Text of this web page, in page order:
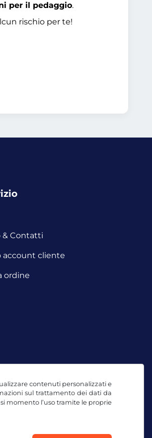
contenuti personalizzati e
sul trattamento dei dati da
momento l’uso tramite le proprie
per il pedaggio.
rischio per te!
& Contatti
account cliente
ordine